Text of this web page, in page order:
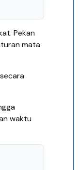
Pekan
mata
waktu